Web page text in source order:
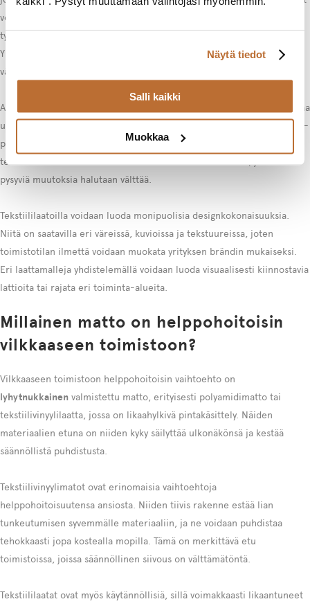
Näytä tiedot
Salli kaikki
Muokkaa
voidaan vaihtaa. Tämä on erityisen hyödyllistä kulkuväylillä ja
työpisteiden alla, missä toimistotuolien pyörät aiheuttavat kulumaa.
Yksittäisten laattojen vaihtaminen on myös kustannustehokasta ja
vähentää jätteen määrää.
Asennus on helppoa ja nopeaa. Modernit tekstiililaatat voidaan asentaa
useilla eri tavoilla, kuten irtotarraliimalla tai itseliimautuvalla LiftBAC-
pohjalla, jolloin ne eivät vahingoita alla olevaa lattiaa. Tämä tekee
tekstiililaatoista ihanteellisen vaihtoehdon vuokratiloihin, joissa
pysyviä muutoksia halutaan välttää.
Tekstiililaatoilla voidaan luoda monipuolisia designkokonaisuuksia.
Niitä on saatavilla eri väreissä, kuvioissa ja tekstuureissa, joten
toimistotilan ilmettä voidaan muokata yrityksen brändin mukaiseksi.
Eri laattamalleja yhdistelemällä voidaan luoda visuaalisesti kiinnostavia
lattioita tai rajata eri toiminta-alueita.
Millainen matto on helppohoitoisin
vilkkaaseen toimistoon?
Vilkkaaseen toimistoon helppohoitoisin vaihtoehto on
lyhytnukkainen valmistettu matto, erityisesti polyamidimatto tai
tekstiilivinyylilaatta, jossa on likaahylkivä pintakäsittely. Näiden
materiaalien etuna on niiden kyky säilyttää ulkonäkönsä ja kestää
säännöllistä puhdistusta.
Tekstiilivinyylimatot ovat erinomaisia vaihtoehtoja
helppohoitoisuutensa ansiosta. Niiden tiivis rakenne estää lian
tunkeutumisen syvemmälle materiaaliin, ja ne voidaan puhdistaa
tehokkaasti jopa kostealla mopilla. Tämä on merkittävä etu
toimistoissa, joissa säännöllinen siivous on välttämätöntä.
Tekstiililaatat ovat myös käytännöllisiä, sillä voimakkaasti likaantuneet